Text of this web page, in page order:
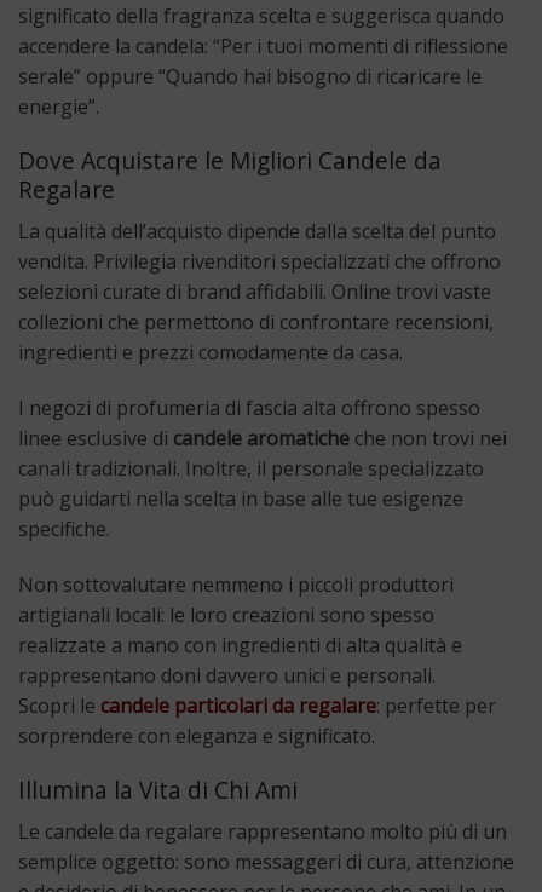
significato della fragranza scelta e suggerisca quando
accendere la candela: “Per i tuoi momenti di riflessione
serale” oppure “Quando hai bisogno di ricaricare le
energie”.
Dove Acquistare le Migliori Candele da
Regalare
La qualità dell’acquisto dipende dalla scelta del punto
vendita. Privilegia rivenditori specializzati che offrono
selezioni curate di brand affidabili. Online trovi vaste
collezioni che permettono di confrontare recensioni,
ingredienti e prezzi comodamente da casa.
I negozi di profumeria di fascia alta offrono spesso
linee esclusive di candele aromatiche che non trovi nei
canali tradizionali. Inoltre, il personale specializzato
può guidarti nella scelta in base alle tue esigenze
specifiche.
Non sottovalutare nemmeno i piccoli produttori
artigianali locali: le loro creazioni sono spesso
realizzate a mano con ingredienti di alta qualità e
rappresentano doni davvero unici e personali.
Scopri le candele particolari da regalare: perfette per
sorprendere con eleganza e significato.
Illumina la Vita di Chi Ami
Le candele da regalare rappresentano molto più di un
semplice oggetto: sono messaggeri di cura, attenzione